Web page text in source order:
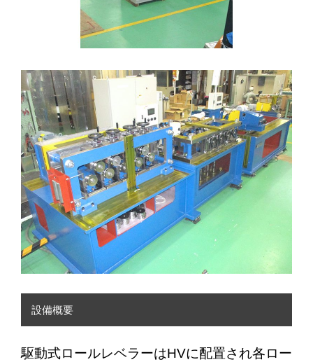
設備概要
駆動式ロールレベラーはHVに配置され各ロー